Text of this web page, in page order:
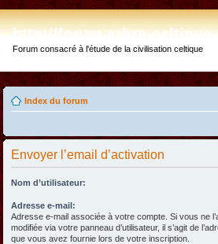
http://forum.arbre-
Forum consacré à l'étude de la civilisation celtique
Index du forum
Envoyer l’email d’activation
Nom d’utilisateur:
Adresse e-mail:
Adresse e-mail associée à votre compte. Si vous ne
modifiée via votre panneau d’utilisateur, il s’agit de
que vous avez fournie lors de votre inscription.